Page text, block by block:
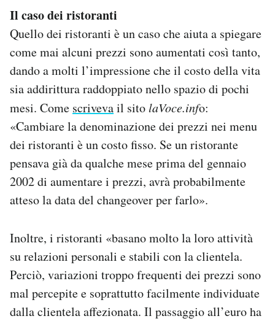
Il caso dei ristoranti
Quello dei ristoranti è un caso che aiuta a spiegare
come mai alcuni prezzi sono aumentati così tanto,
dando a molti l’impressione che il costo della vita
sia addirittura raddoppiato nello spazio di pochi
mesi. Come scrivevail sitolaVoce.info:
«Cambiare la denominazione dei prezzi nei menu
dei ristoranti è un costo fisso. Se un ristorante
pensava già da qualche mese prima del gennaio
2002 di aumentare i prezzi, avrà probabilmente
atteso la data del changeover per farlo».
Inoltre, i ristoranti «basano molto la loro attività
su relazioni personali e stabili con la clientela.
Perciò, variazioni troppo frequenti dei prezzi sono
mal percepite e soprattutto facilmente individuate
dalla clientela affezionata. Il passaggio all’euro ha